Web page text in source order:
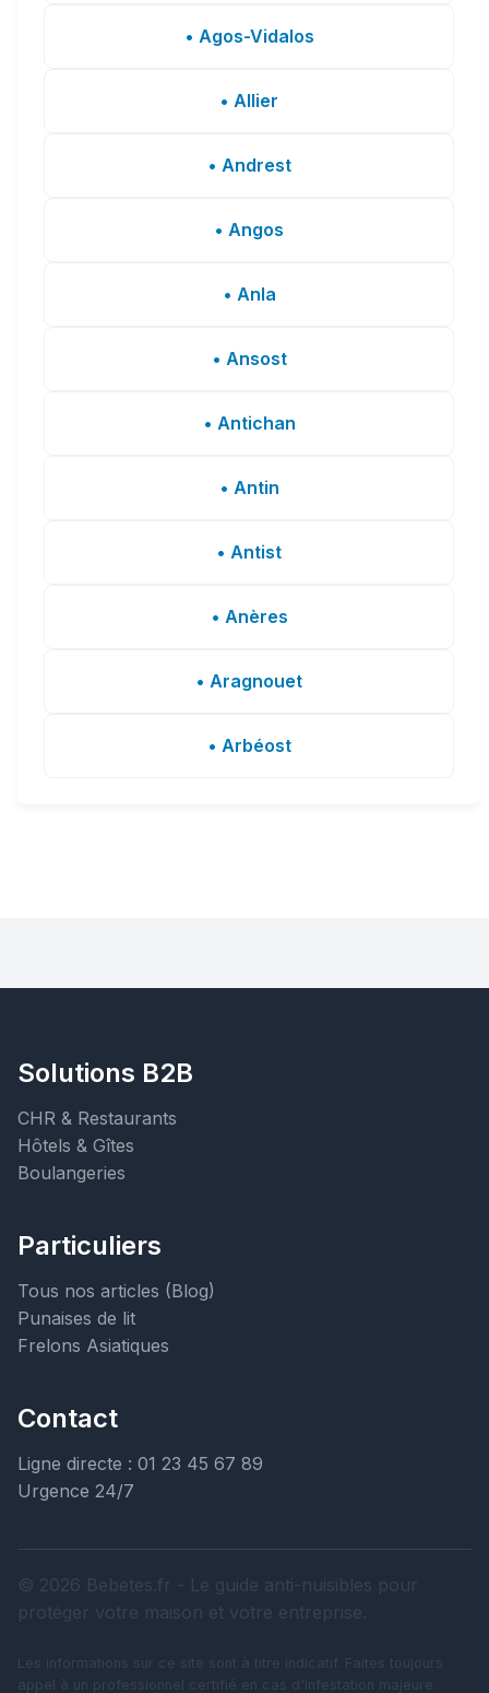
• Agos-Vidalos
• Allier
• Andrest
• Angos
• Anla
• Ansost
• Antichan
• Antin
• Antist
• Anères
• Aragnouet
• Arbéost
Solutions B2B
CHR & Restaurants
Hôtels & Gîtes
Boulangeries
Particuliers
Tous nos articles (Blog)
Punaises de lit
Frelons Asiatiques
Contact
Ligne directe : 01 23 45 67 89
Urgence 24/7
© 2026 Bebetes.fr - Le guide anti-nuisibles pour
protéger votre maison et votre entreprise.
Les informations sur ce site sont à titre indicatif. Faites toujours
appel à un professionnel certifié en cas d'infestation majeure.